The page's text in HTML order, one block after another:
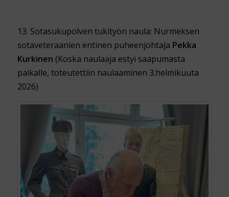
13. Sotasukupolven tukityön naula: Nurmeksen
sotaveteraanien entinen puheenjohtaja Pekka
Kurkinen (Koska naulaaja estyi saapumasta
paikalle, toteutettiin naulaaminen 3.helmikuuta
2026)